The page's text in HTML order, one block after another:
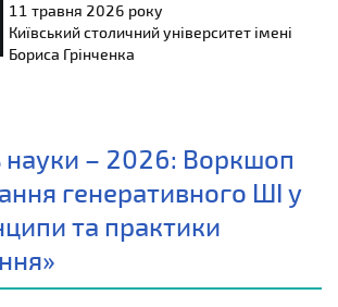
11 травня 2026 року
Київський столичний університет імені
Бориса Грінченка
науки – 2026: Воркшоп
генеративного ШІ у
та практики